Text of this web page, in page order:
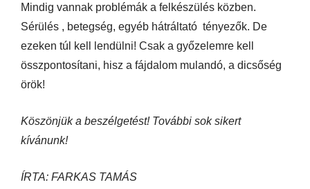
Mindig vannak problémák a felkészülés közben.
Sérülés , betegség, egyéb hátráltató tényezők. De
ezeken túl kell lendülni! Csak a győzelemre kell
összpontosítani, hisz a fájdalom mulandó, a dicsőség
örök!
Köszönjük a beszélgetést! További sok sikert
kívánunk!
ÍRTA: FARKAS TAMÁS